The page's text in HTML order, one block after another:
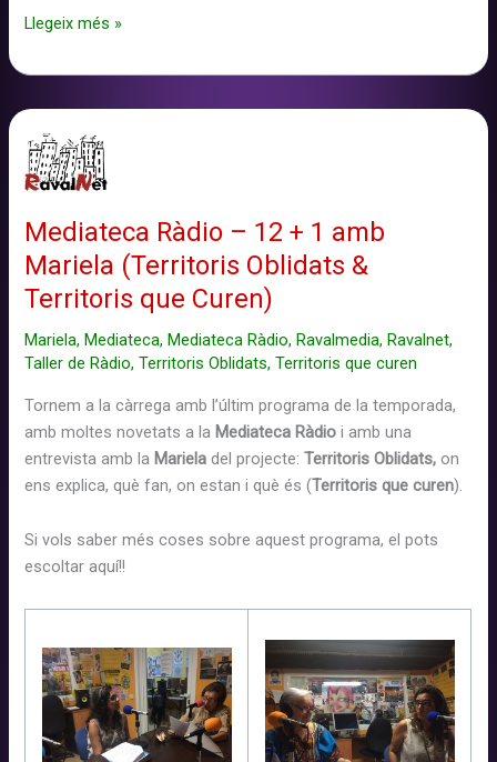
Mediateca
–
Jordi
2018
Llegeix més »
Mediateca Ràdio – 12 + 1 amb
Mariela (Territoris Oblidats &
Territoris que Curen)
Mariela,Mediateca,Mediateca Ràdio,Ravalmedia,Ravalnet,
Taller de Ràdio,Territoris Oblidats,Territoris que curen
Tornem a la càrrega amb l’últim programa de la temporada,
amb moltes novetats a la Mediateca Ràdio i amb una
entrevista amb la Mariela del projecte:Territoris Oblidats, on
ens explica, què fan, on estan i què és (Territoris que curen).
Si vols saber més coses sobre aquest programa, el pots
escoltar aquí!!